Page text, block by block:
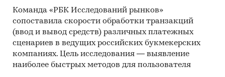
по федеральным округам, 2017-2025
Динамика средней цены по кварталам 2024-
2025 в разрезе федеральных округов
Динамика цены по месяцам 2025 года в
Команда «РБК Исследований рынков»
сопоставила скорости обработки транзакций
(ввод и вывод средств) различных платежных
сценариев в ведущих российских букмекерских
компаниях. Цель исследования — выявление
наиболее быстрых методов для пользователя